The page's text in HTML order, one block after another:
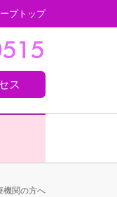
プトップ
ス
機関の方へ